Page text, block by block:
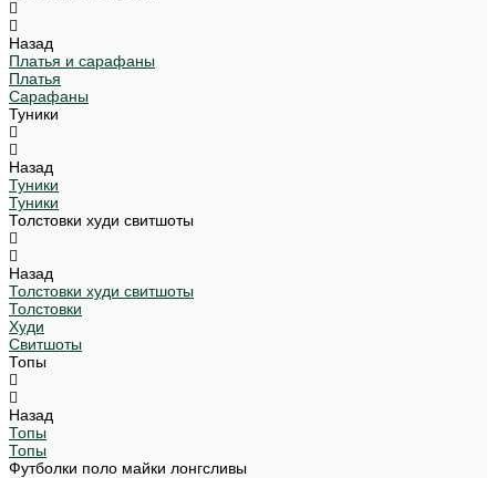
Назад
Платья и сарафаны
Платья
Сарафаны
Туники
Назад
Туники
Туники
Толстовки худи свитшоты
Назад
Толстовки худи свитшоты
Толстовки
Худи
Свитшоты
Топы
Назад
Топы
Топы
Футболки поло майки лонгсливы